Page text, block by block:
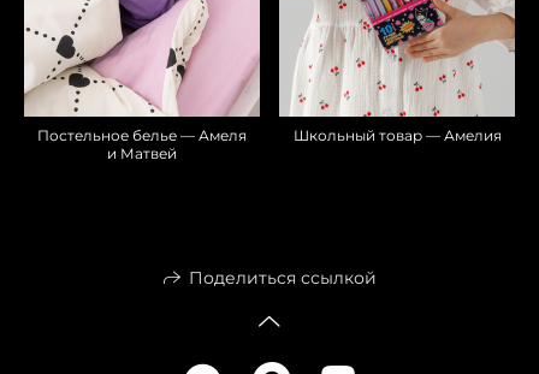
Постельное белье — Амеля
и Матвей
Школьный товар — Амелия
Поделиться ссылкой